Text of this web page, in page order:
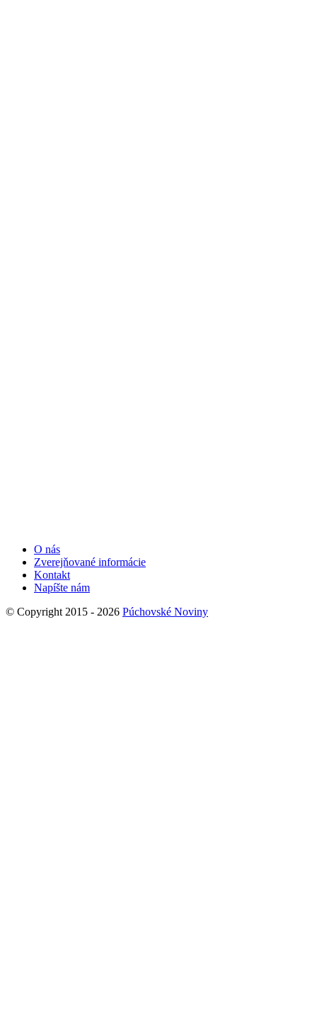
O nás
Zverejňované informácie
Kontakt
Napíšte nám
© Copyright 2015 - 2026 Púchovské Noviny